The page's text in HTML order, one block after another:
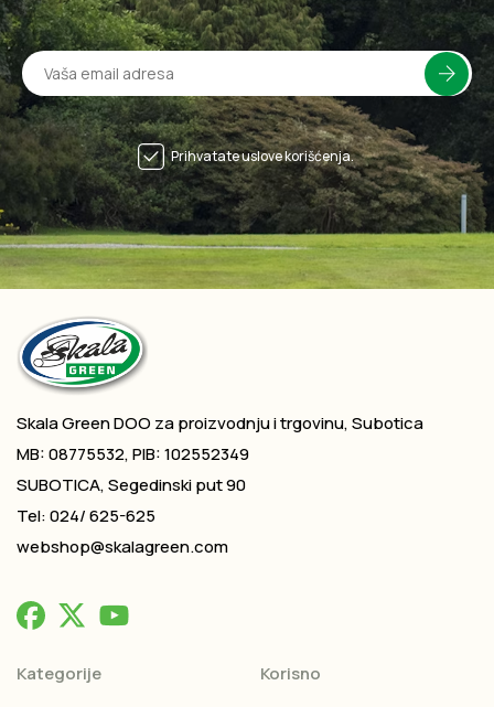
Prihvatate uslove korišćenja.
Skala Green DOO za proizvodnju i trgovinu, Subotica
MB: 08775532, PIB: 102552349
SUBOTICA, Segedinski put 90
Tel: 024/ 625-625
webshop@skalagreen.com
Kategorije Korisno